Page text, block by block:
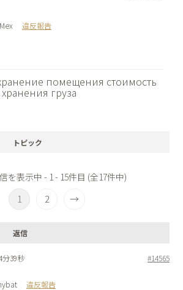
違反報告
помещения стоимость
груза
トピック
を表示中 - 1 - 15件目 (全17件中)
1 2 →
返信
分39秒 #14565
違反報告